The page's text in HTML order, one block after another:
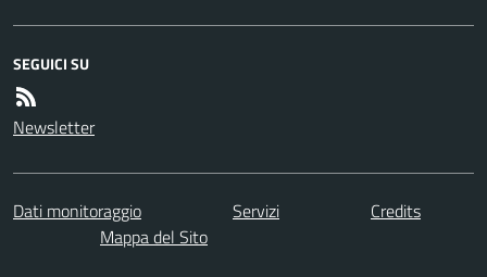
SEGUICI SU
Newsletter
Dati monitoraggio Servizi
Credits
Mappa del Sito